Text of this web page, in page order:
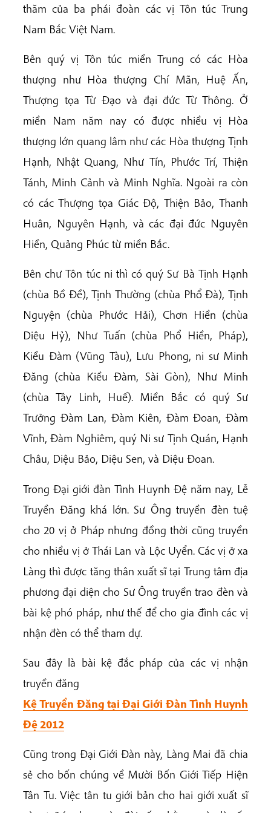
thăm của ba phái đoàn các vị Tôn túc Trung
Nam Bắc Việt Nam.
Bên quý vị Tôn túc miền Trung có các Hòa
thượng như Hòa thượng Chí Mãn, Huệ Ấn,
Thượng tọa Từ Đạo và đại đức Từ Thông. Ở
miền Nam năm nay có được nhiều vị Hòa
thượng lớn quang lâm như các Hòa thượng Tịnh
Hạnh, Nhật Quang, Như Tín, Phước Trí, Thiện
Tánh, Minh Cảnh và Minh Nghĩa. Ngoài ra còn
có các Thượng tọa Giác Độ, Thiện Bảo, Thanh
Huân, Nguyên Hạnh, và các đại đức Nguyên
Hiền, Quảng Phúc từ miền Bắc.
Bên chư Tôn túc ni thì có quý Sư Bà Tịnh Hạnh
(chùa Bồ Đề), Tịnh Thường (chùa Phổ Đà), Tịnh
Nguyện (chùa Phước Hải), Chơn Hiền (chùa
Diệu Hỷ), Như Tuấn (chùa Phổ Hiền, Pháp),
Kiều Đàm (Vũng Tàu), Lưu Phong, ni sư Minh
Đăng (chùa Kiều Đàm, Sài Gòn), Như Minh
(chùa Tây Linh, Huế). Miền Bắc có quý Sư
Trưởng Đàm Lan, Đàm Kiên, Đàm Đoan, Đàm
Vĩnh, Đàm Nghiêm, quý Ni sư Tịnh Quán, Hạnh
Châu, Diệu Bảo, Diệu Sen, và Diệu Đoan.
Trong Đại giới đàn Tình Huynh Đệ năm nay, Lễ
Truyền Đăng khá lớn. Sư Ông truyền đèn tuệ
cho 20 vị ở Pháp nhưng đồng thời cũng truyền
cho nhiều vị ở Thái Lan và Lộc Uyển. Các vị ở xa
Làng thì được tăng thân xuất sĩ tại Trung tâm địa
phương đại diện cho Sư Ông truyền trao đèn và
bài kệ phó pháp, như thế để cho gia đình các vị
nhận đèn có thể tham dự.
Sau đây là bài kệ đắc pháp của các vị nhận
truyền đăng
Kệ Truyền Đăng tại Đại Giới Đàn Tình Huynh
Đệ 2012
Cũng trong Đại Giới Đàn này, Làng Mai đã chia
sẻ cho bốn chúng về Mười Bốn Giới Tiếp Hiện
Tân Tu. Việc tân tu giới bản cho hai giới xuất sĩ